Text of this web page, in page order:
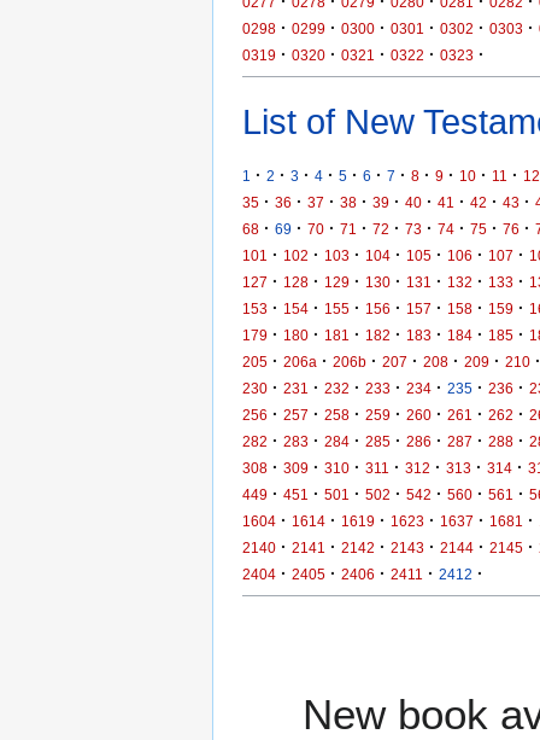
0298 · 0299 · 0300 · 0301 · 0302 · 0303 ·
0319 · 0320 · 0321 · 0322 · 0323 ·
List of New
1 · 2 · 3 · 4 · 5 · 6 · 7 · 8 · 9 · 10 · 11 · 12
35 · 36 · 37 · 38 · 39 · 40 · 41 · 42 · 43 ·
68 · 69 · 70 · 71 · 72 · 73 · 74 · 75 · 76 ·
101
· 102 · 103 · 104 · 105 · 106 · 107 ·
127 · 128 · 129 · 130 · 131 · 132 · 133 ·
153 · 154 · 155 · 156 · 157 · 158 · 159 ·
179 · 180 · 181 · 182 · 183 · 184 · 185 ·
205 · 206a · 206b · 207 · 208 · 209 · 210 ·
230 · 231 · 232 · 233 · 234 · 235 · 236 ·
256 · 257 · 258 · 259 · 260 · 261 · 262 ·
282 · 283 · 284 · 285 · 286 · 287 · 288 ·
308 · 309 · 310 · 311 · 312 · 313 · 314 ·
449 · 451 · 501 · 502 · 542 · 560 · 561 ·
1604 · 1614 · 1619 · 1623 · 1637 · 1681 ·
2140 · 2141 · 2142 · 2143 · 2144 · 2145 ·
2404 · 2405 · 2406 · 2411 · 2412 ·
New book